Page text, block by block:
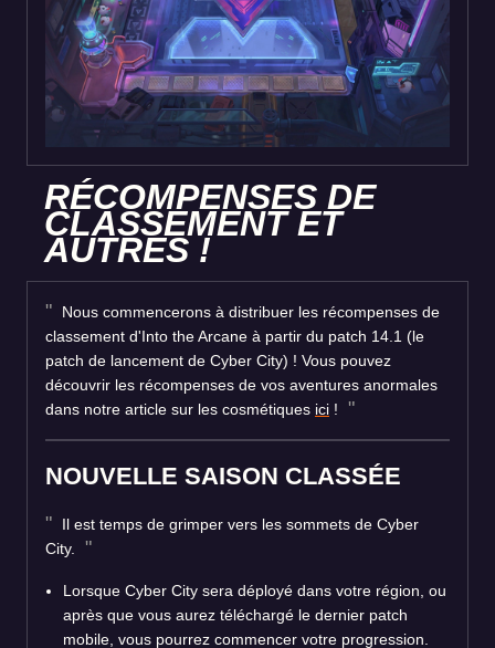
RÉCOMPENSES DE
CLASSEMENT ET
AUTRES !
Nous commencerons à distribuer les récompenses de
classement d'Into the Arcane à partir du patch 14.1 (le
patch de lancement de Cyber City) ! Vous pouvez
découvrir les récompenses de vos aventures anormales
dans notre article sur les cosmétiques ici !
NOUVELLE SAISON CLASSÉE
Il est temps de grimper vers les sommets de Cyber
City.
Lorsque Cyber City sera déployé dans votre région, ou
après que vous aurez téléchargé le dernier patch
mobile, vous pourrez commencer votre progression.